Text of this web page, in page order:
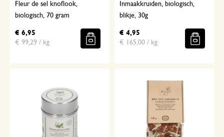
Fleur de sel knoflook,
biologisch, 70 gram
€ 6,95
€ 99,29 / kg
Inmaakkruiden, biologisch,
blikje, 30g
€ 4,95
€ 165,00 / kg